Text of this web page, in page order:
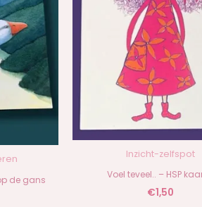
de gans
Inzicht-zelfspot
Voel teveel.. – HSP
€1,50